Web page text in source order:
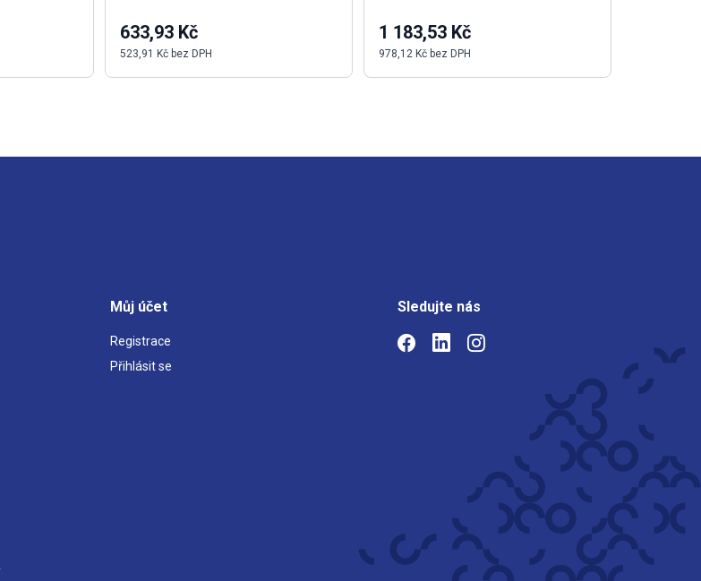
633,93 Kč
523,91 Kč bez DPH
1 183,53 Kč
978,12 Kč bez DPH
Můj účet
Registrace
Přihlásit se
Sledujte nás